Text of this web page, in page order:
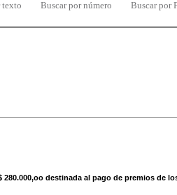
texto Buscar por número Buscar por
destinada al pago de premios de